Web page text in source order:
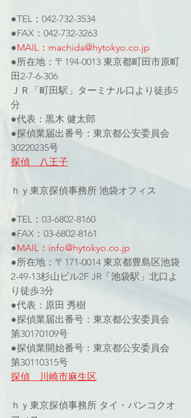
●TEL：042-732-3534
●FAX：042-732-3263
●MAIL：machida@hytokyo.co.jp
●所在地：〒194-0013 東京都町田市原町
田2-7-6-306
ＪＲ「町田駅」ターミナル口より徒歩5
分
●代表：黒木 健太郎
●探偵業届出番号：東京都公安委員会
30220235号
探偵　八王子
ｈｙ東京探偵事務所 池袋オフィス
●TEL：03-6802-8160
●FAX：03-6802-8161
●MAIL：info@hytokyo.co.jp
●所在地：〒171-0014 東京都豊島区池袋
2-49-13杉山ビル2F JR「池袋駅」北口よ
り徒歩3分
●代表：原田 秀樹
●探偵業届出番号：東京都公安委員会
第30170109号
●探偵業開始番号：東京都公安委員会
第30110315号
探偵　川崎市麻生区
ｈｙ東京探偵事務所 タイ・バンコクオ